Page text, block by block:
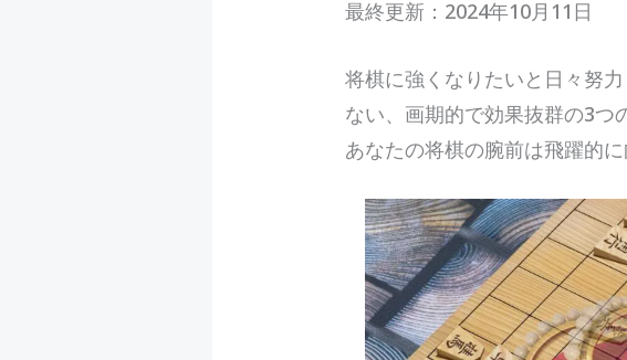
最終更新：2024年10月11日
将棋に強くなりたいと日々努
ない、画期的で効果抜群の3つ
あなたの将棋の腕前は飛躍的に